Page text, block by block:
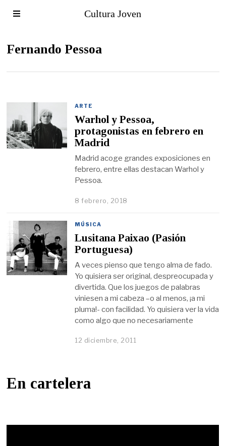
Cultura Joven
Fernando Pessoa
ARTE
Warhol y Pessoa,
protagonistas en febrero en
Madrid
Madrid acoge grandes exposiciones en
febrero, entre ellas destacan Warhol y
Pessoa.
8 febrero, 2018
MÚSICA
Lusitana Paixao (Pasión
Portuguesa)
A veces pienso que tengo alma de fado.
Yo quisiera ser original, despreocupada y
divertida. Que los juegos de palabras
viniesen a mi cabeza –o al menos, ¡a mi
pluma!- con facilidad. Yo quisiera ver la vida
como algo que no necesariamente
12 diciembre, 2011
En cartelera